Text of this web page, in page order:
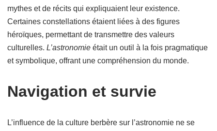
mythes et de récits qui expliquaient leur existence.
Certaines constellations étaient liées à des figures
héroïques, permettant de transmettre des valeurs
culturelles. L’astronomie était un outil à la fois pragmatique
et symbolique, offrant une compréhension du monde.
Navigation et survie
L’influence de la culture berbère sur l’astronomie ne se